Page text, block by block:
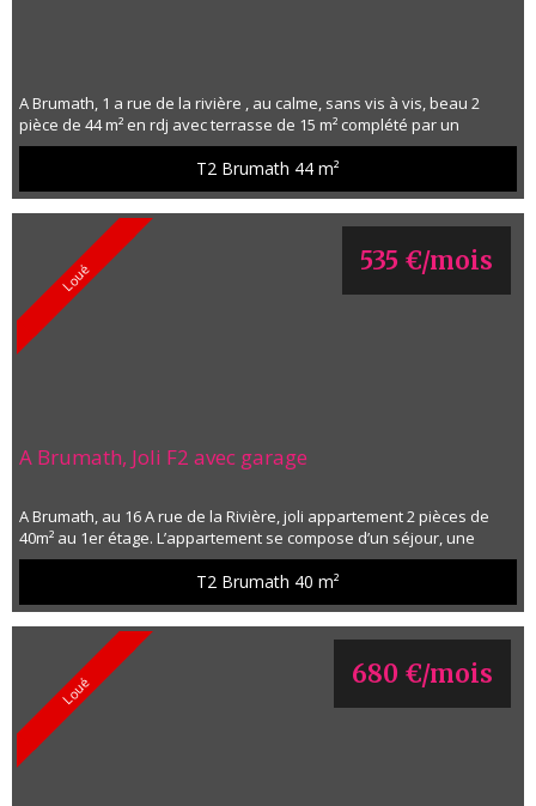
A Brumath, 1 a rue de la rivière , au calme, sans vis à vis, beau 2
pièce de 44 m² en rdj avec terrasse de 15 m² complété par un
parking . Le bien se compose d'une belle chambre, une salle de
bain, une cuisine équipée ouverte sur un séjour prolongée par une
terrasse et un jardinet. Chauffage collectif gaz Libre au 1er
septembre 2026 Loyer 775 € charges 120 € comprenant chauffage,
T2 Brumath 44 m²
Loué
A Brumath, Joli F2 avec garage
A Brumath, au 16 A rue de la Rivière, joli appartement 2 pièces de
40m² au 1er étage. L’appartement se compose d’un séjour, une
cuisine meublée et équipée, une chambre, une salle de bains avec
WC et une terrasse. Un garage en sous-sol. Chauffage gaz collectif.
T2 Brumath 40 m²
535 €/mois
Loué 680 €/mois